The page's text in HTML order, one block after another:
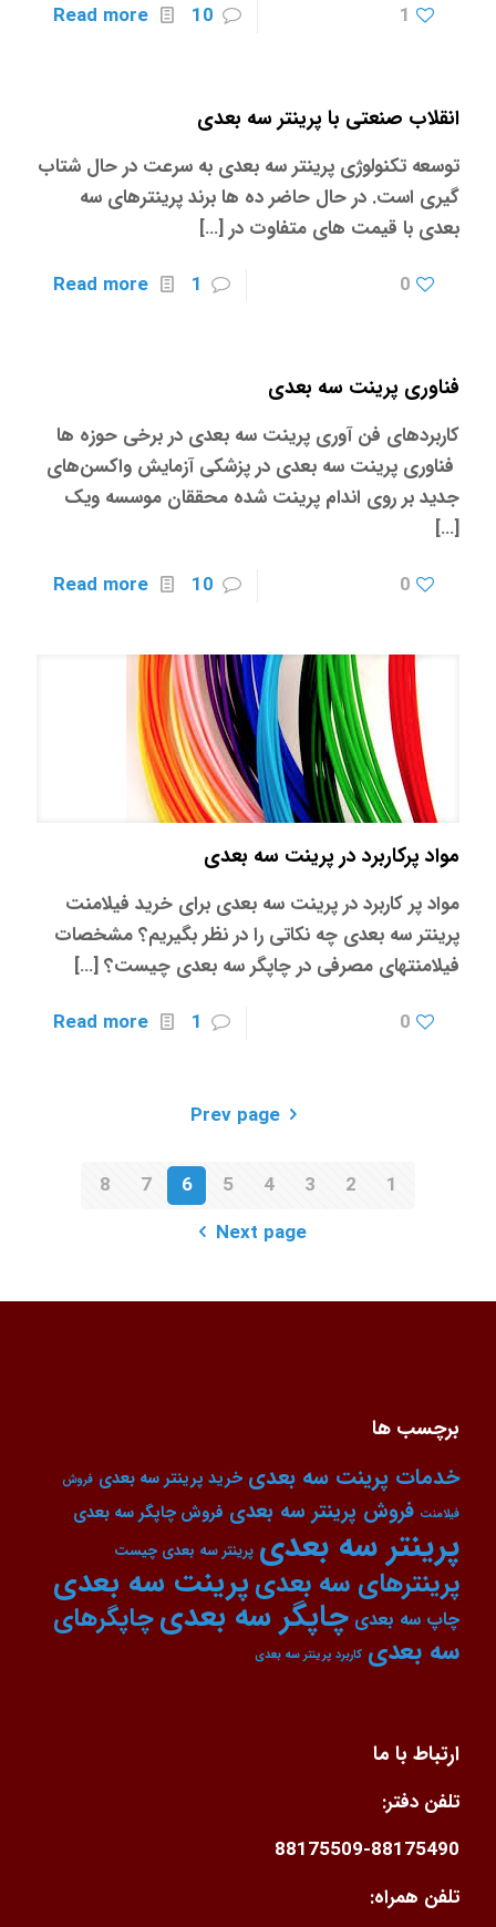
1
10
Read more
انقلاب صنعتی با پرینتر سه بعدی
توسعه تکنولوژی پرینتر سه بعدی به سرعت در حال شتاب
گیری است. در حال حاضر ده ها برند پرینترهای سه
بعدی با قیمت های متفاوت در […]
0
1
Read more
فناوری پرینت سه بعدی
کاربردهای فن آوری پرینت سه بعدی در برخی حوزه ها
فناوری پرینت سه بعدی در پزشکی آزمایش واکسن‌های
جدید بر روی اندام پرینت شده محققان موسسه ویک
[…]
0
10
Read more
مواد پرکاربرد در پرینت سه بعدی
مواد پر کاربرد در پرینت سه بعدی برای خرید فیلامنت
پرینتر سه بعدی چه نکاتی را در نظر بگیریم؟ مشخصات
فیلامنتهای مصرفی در چاپگر سه بعدی چیست؟ […]
0
1
Read more
Prev page
1
2
3
4
5
6
7
8
Next page
برچسب ها
خدمات پرینت سه بعدی خرید پرینتر سه بعدی فروش
فیلامنت فروش پرینتر سه بعدی فروش چاپگر سه بعدی
پرینتر سه بعدی پرینتر سه بعدی چیست
پرینترهای سه بعدیپرینت سه بعدی
چاپ سه بعدی چاپگر سه بعدیچاپگرهای
سه بعدی کاربرد پرینتر سه بعدی
ارتباط با ما
تلفن دفتر:
88175509-88175490
تلفن همراه: